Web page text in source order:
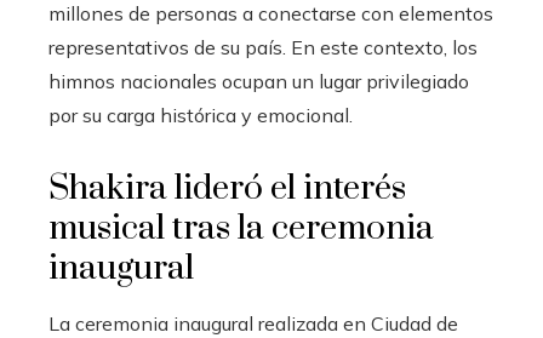
millones de personas a conectarse con elementos
representativos de su país. En este contexto, los
himnos nacionales ocupan un lugar privilegiado
por su carga histórica y emocional.
Shakira lideró el interés
musical tras la ceremonia
inaugural
La ceremonia inaugural realizada en Ciudad de